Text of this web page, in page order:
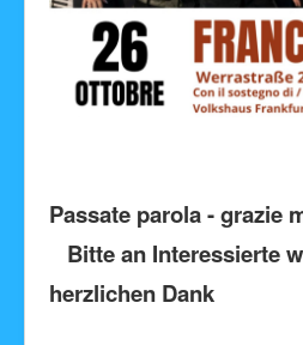
Passate parola - grazie
Bitte an Interessierte
herzlichen Dank